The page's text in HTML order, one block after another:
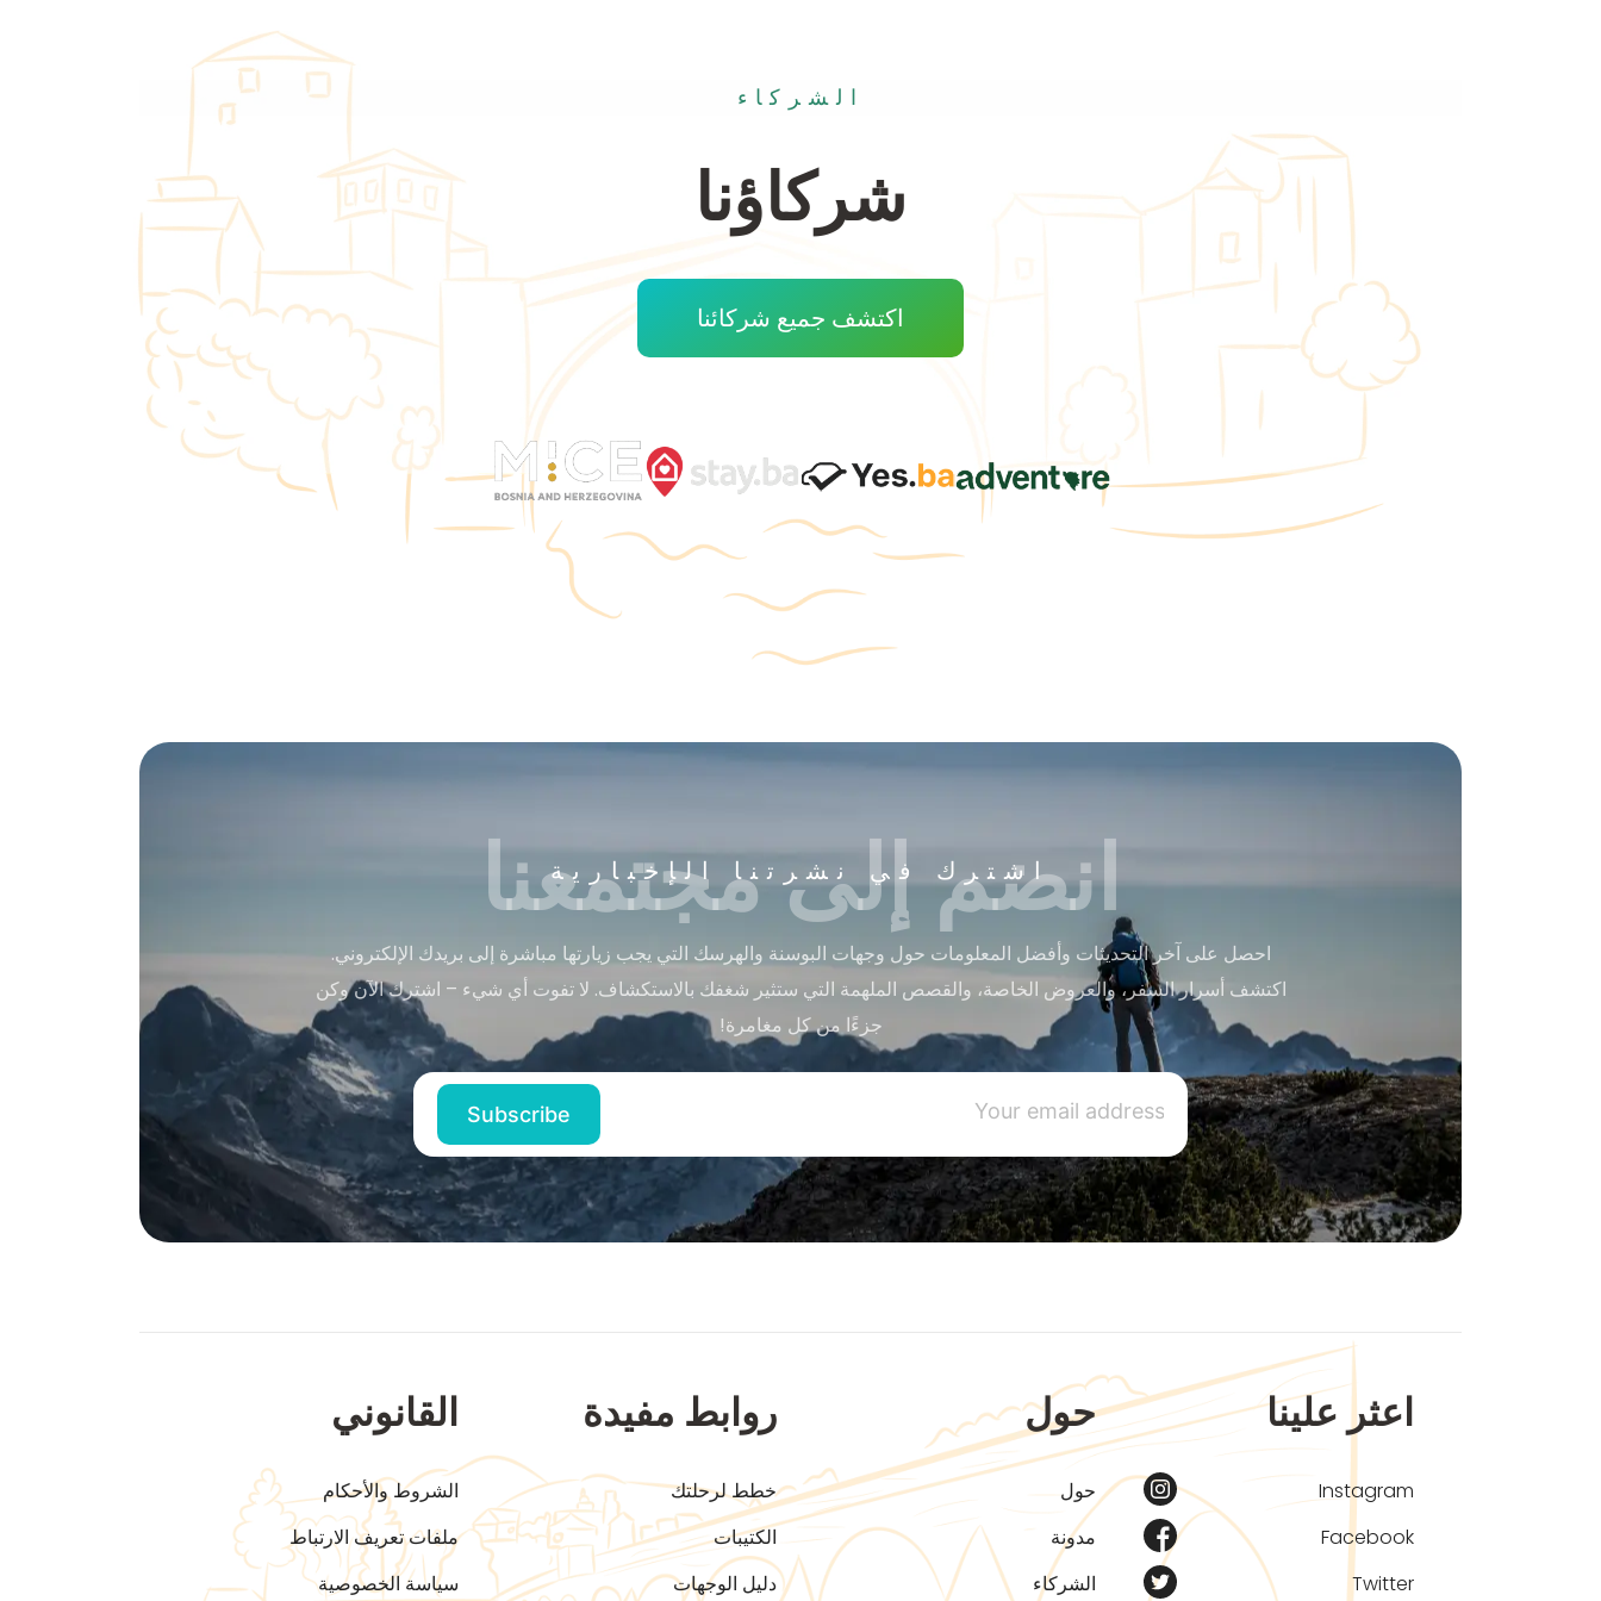
الشركاء
شركاؤنا
اكتشف جميع شركائنا
اشترك في نشرتنا الإخبارية
انضم إلى مجتمعنا
احصل على آخر التحديثات وأفضل المعلومات حول وجهات البوسنة والهرسك التي يجب زيارتها مباشرة إلى بريدك الإلكتروني.
اكتشف أسرار السفر، والعروض الخاصة، والقصص الملهمة التي ستثير شغفك بالاستكشاف. لا تفوت أي شيء – اشترك الآن وكن
جزءًا من كل مغامرة!
اعثر علينا
Instagram
Facebook
Twitter
حول
حول
مدونة
الشركاء
روابط مفيدة
خطط لرحلتك
الكتيبات
دليل الوجهات
القانوني
الشروط والأحكام
ملفات تعريف الارتباط
سياسة الخصوصية